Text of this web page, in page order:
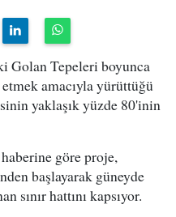
Golan Tepeleri boyunca
etmek amacıyla yürüttüğü
yaklaşık yüzde 80'inin
göre proje,
başlayarak güneyde
sınır hattını kapsıyor.